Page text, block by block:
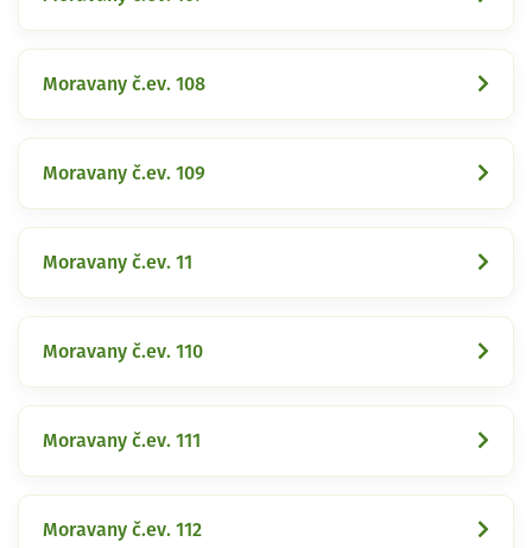
Moravany č.ev. 108
Moravany č.ev. 109
Moravany č.ev. 11
Moravany č.ev. 110
Moravany č.ev. 111
Moravany č.ev. 112